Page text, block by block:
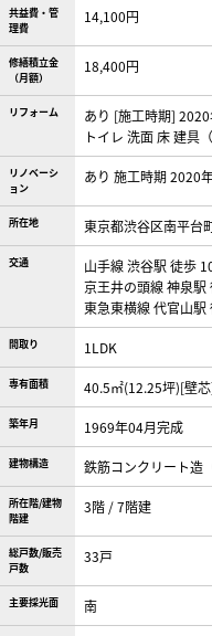
共益費・管
理費
14,100円
修繕積立金
（月額）
18,400円
リフォーム
あり [施工時期]
トイレ 洗面 床 建具
リノベーシ
ョン
あり 施工時期 2020
所在地 東京都渋谷区南平台
交通
山手線 渋谷駅 徒歩
京王井の頭線 神泉駅
東急東横線 代官山駅
間取り 1LDK
専有面積 40.5㎡(12.25坪)[壁
築年月 1969年04月完成
建物構造 鉄筋コンクリート造（
所在階/建物
階建
3階 / 7階建
総戸数/販売
戸数
33戸
主要採光面 南